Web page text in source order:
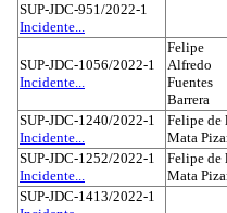
SUP-JDC-951/2022-1
Incidente...
SUP-JDC-1056/2022-1
Incidente...
Felipe
Alfredo
Fuentes
Barrera
SUP-JDC-1240/2022-1
Incidente...
Felipe de
Mata
SUP-JDC-1252/2022-1
Incidente...
Felipe de
Mata
SUP-JDC-1413/2022-1